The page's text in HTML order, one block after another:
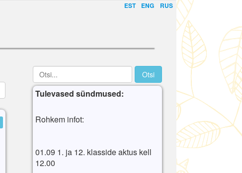
EST ENG RUS
Tulevased sündmused:
Rohkem infot:
01.09 1. ja 12. klasside aktus kell
12.00